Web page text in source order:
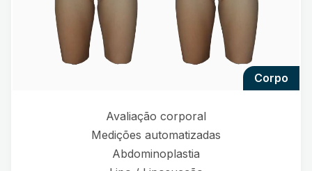
corpo
Avaliação corporal
Medições automatizadas
Abdominoplastia